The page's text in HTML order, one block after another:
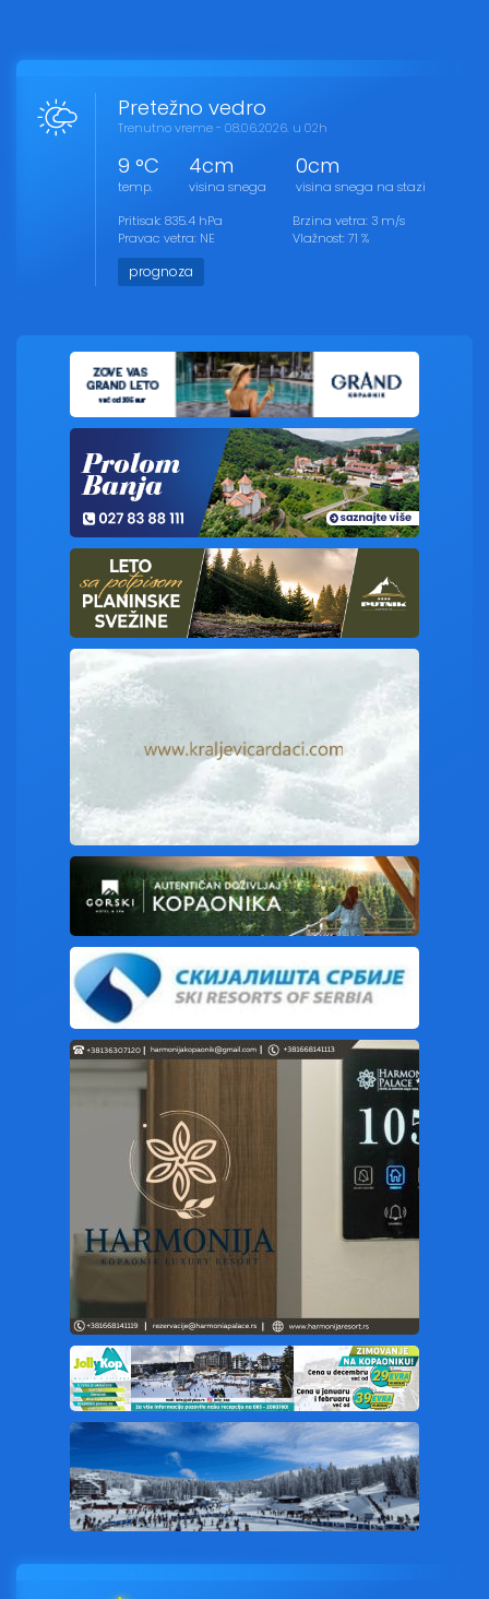
Pretežno vedro
Trenutno vreme - 08.06.2026. u 02h
9 °C
temp.
4cm
visina snega
0cm
visina snega na stazi
Pritisak: 835.4 hPa
Pravac vetra: NE
Brzina vetra: 3 m/s
Vlažnost: 71 %
prognoza